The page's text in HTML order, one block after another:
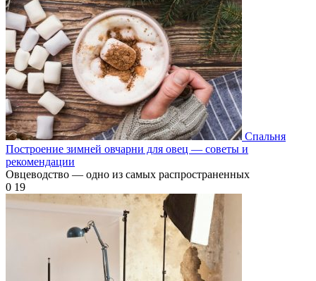
Спальня
Построение зимней овчарни для овец — советы и
рекомендации
Овцеводство — одно из самых распространенных
0 19